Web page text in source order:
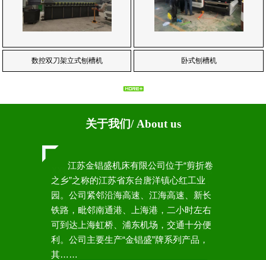
数控双刀架立式刨槽机 卧式刨槽机
关于我们/ About us
江苏金锠盛机床有限公司位于“剪折卷
之乡”之称的江苏省东台唐洋镇心红工业
园。公司紧邻沿海高速、江海高速、新长
铁路，毗邻南通港、上海港，二小时左右
可到达上海虹桥、浦东机场，交通十分便
利。公司主要生产“金锠盛”牌系列产品，
其……